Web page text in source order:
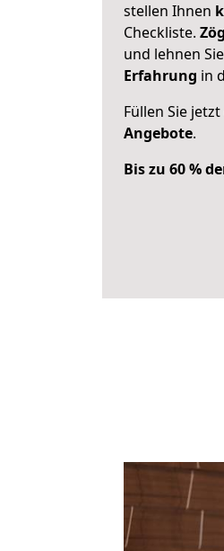
stellen Ihnen
Checkliste.
und lehnen
Erfahrung in
Füllen Sie
Angebote.
Bis zu 60 %